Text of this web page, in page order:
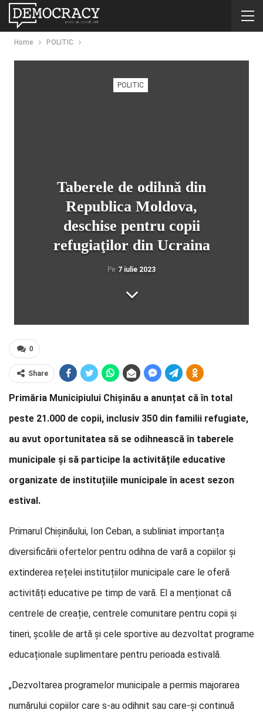
Home POLITIC
POLITIC
Taberele de odihnă din
Republica Moldova,
deschise pentru copii
refugiaţilor din Ucraina
Pe 7 iulie 2023
0
Share
Primăria Municipiului Chișinău a anunțat că în total
peste 21.000 de copii, inclusiv 350 din familii refugiate,
au avut oportunitatea să se odihnească în taberele
municipale și să participe la activitățile educative
organizate de instituțiile municipale în acest sezon
estival.
Primarul Chișinăului, Ion Ceban, a subliniat importanța
diversificării ofertelor pentru odihna de vară a copiilor și
extinderea rețelei instituțiilor municipale care le oferă
activități educative pe timp de vară. El a menționat că
centrele de creație, centrele comunitare pentru copii și
tineri, școlile de artă și cele sportive au dezvoltat programe
educaționale suplimentare pentru perioada estivală.
„Dezvoltarea programelor municipale a permis majorarea
numărului copiilor care s-au odihnit sau care-și continuă